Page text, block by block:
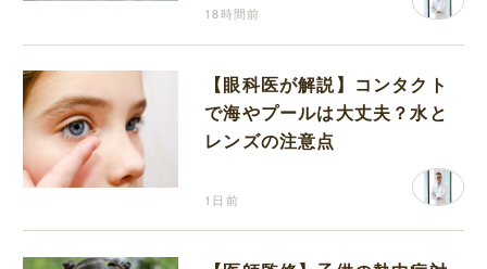
18時間前
【眼科医が解説】コンタクト
で海やプールは大丈夫？水と
レンズの注意点
1日前